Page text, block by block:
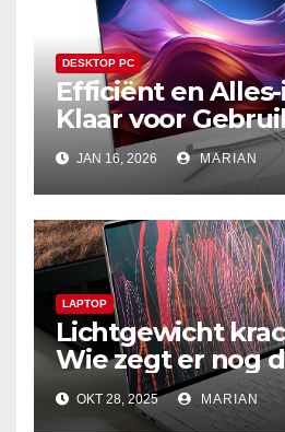
DESKTOP PC
Efficiënt en
Klaar voor
JAN 16, 2026 MARIAN
LAPTOP
Lichtgewicht
Wie zegt er nog
niet duurzaam
OKT 28, 2025 MARIAN